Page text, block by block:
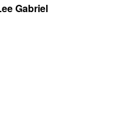
Gabriel